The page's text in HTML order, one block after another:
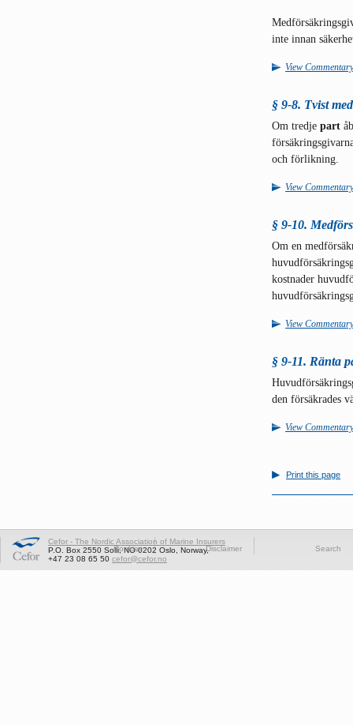
inte innan
View Commentary
§ 9-8. Tvist
Om tredje part
och förlikning.
View Commentary
§ 9-10.
Om en
kostnader
View Commentary
§ 9-11. Ränta
den försäkrades
View Commentary
Print this page
Cefor - The Nordic Association of Marine Insurers
P.O. Box 2550 Solli, NO-0202 Oslo, Norway,
+47 23 08 65 50 cefor@cefor.no
Cookies Disclaimer Search